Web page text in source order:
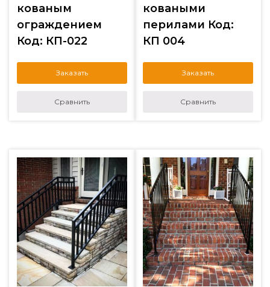
кованым
ограждением
Код: КП-022
Заказать
Сравнить
коваными
перилами Код:
КП 004
Заказать
Сравнить